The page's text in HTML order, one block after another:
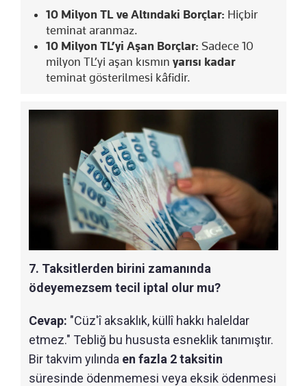
10 Milyon TL ve Altındaki Borçlar: Hiçbir
teminat aranmaz.
10 Milyon TL’yi Aşan Borçlar: Sadece 10
milyon TL’yi aşan kısmın yarısı kadar
teminat gösterilmesi kâfidir.
7. Taksitlerden birini zamanında
ödeyemezsem tecil iptal olur mu?
Cevap: "Cüz'î aksaklık, küllî hakkı haleldar
etmez." Tebliğ bu hususta esneklik tanımıştır.
Bir takvim yılında en fazla 2 taksitin
süresinde ödenmemesi veya eksik ödenmesi